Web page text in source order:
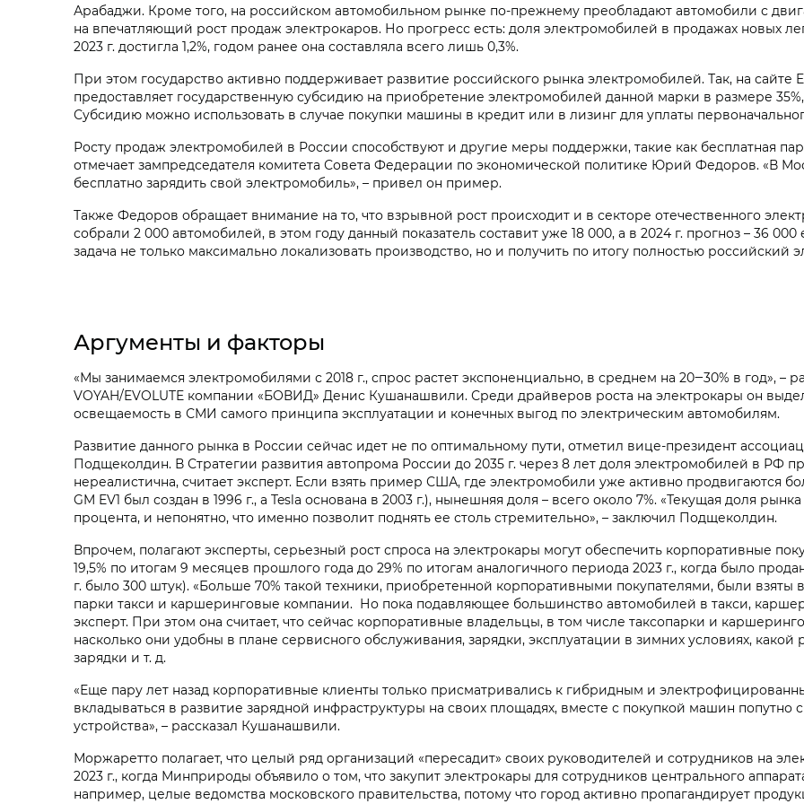
Арабаджи. Кроме того, на российском автомобильном рынке по-прежнему преобладают автомобили с
на впечатляющий рост продаж электрокаров. Но прогресс есть: доля электромобилей в продажах новых
2023 г. достигла 1,2%, годом ранее она составляла всего лишь 0,3%.
При этом государство активно поддерживает развитие российского рынка электромобилей. Так, на сайте
предоставляет государственную субсидию на приобретение электромобилей данной марки в размере
Субсидию можно использовать в случае покупки машины в кредит или в лизинг для уплаты
Росту продаж электромобилей в России способствуют и другие меры поддержки, такие как бесплатная
отмечает зампредседателя комитета Совета Федерации по экономической политике Юрий Федоров. «В
бесплатно зарядить свой электромобиль», – привел он пример.
Также Федоров обращает внимание на то, что взрывной рост происходит и в секторе отечественного
собрали 2 000 автомобилей, в этом году данный показатель составит уже 18 000, а в 2024 г. прогноз – 36
задача не только максимально локализовать производство, но и получить по итогу полностью российский
Аргументы и факторы
«Мы занимаемся электромобилями с 2018 г., спрос растет экспоненциально, в среднем на 20‒30% в год», –
VOYAH/EVOLUTE компании «БОВИД» Денис Кушанашвили. Среди драйверов роста на электрокары он
освещаемость в СМИ самого принципа эксплуатации и конечных выгод по электрическим автомобилям.
Развитие данного рынка в России сейчас идет не по оптимальному пути, отметил вице-президент
Подщеколдин. В Стратегии развития автопрома России до 2035 г. через 8 лет доля электромобилей в РФ
нереалистична, считает эксперт. Если взять пример США, где электромобили уже активно продвигаются
GM EV1 был создан в 1996 г., а Tesla основана в 2003 г.), нынешняя доля – всего около 7%. «Текущая доля
процента, и непонятно, что именно позволит поднять ее столь стремительно», – заключил Подщеколдин.
Впрочем, полагают эксперты, серьезный рост спроса на электрокары могут обеспечить корпоративные
19,5% по итогам 9 месяцев прошлого года до 29% по итогам аналогичного периода 2023 г., когда было
г. было 300 штук). «Больше 70% такой техники, приобретенной корпоративными покупателями, были
парки такси и каршеринговые компании. Но пока подавляющее большинство автомобилей в такси,
эксперт. При этом она считает, что сейчас корпоративные владельцы, в том числе таксопарки и
насколько они удобны в плане сервисного обслуживания, зарядки, эксплуатации в зимних условиях,
зарядки и т. д.
«Еще пару лет назад корпоративные клиенты только присматривались к гибридным и
вкладываться в развитие зарядной инфраструктуры на своих площадях, вместе с покупкой машин
устройства», – рассказал Кушанашвили.
Моржаретто полагает, что целый ряд организаций «пересадит» своих руководителей и сотрудников на
2023 г., когда Минприроды объявило о том, что закупит электрокары для сотрудников центрального
например, целые ведомства московского правительства, потому что город активно пропагандирует